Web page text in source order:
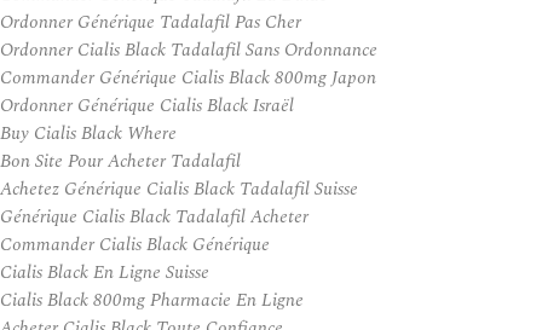
Ordonner Générique Tadalafil Pas Cher
Ordonner Cialis Black Tadalafil Sans Ordonnance
Commander Générique Cialis Black 800mg Japon
Ordonner Générique Cialis Black Israël
Buy Cialis Black Where
Bon Site Pour Acheter Tadalafil
Achetez Générique Cialis Black Tadalafil Suisse
Générique Cialis Black Tadalafil Acheter
Commander Cialis Black Générique
Cialis Black En Ligne Suisse
Cialis Black 800mg Pharmacie En Ligne